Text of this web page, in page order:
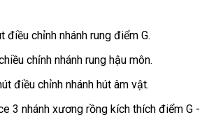
điều chỉnh nhánh rung điểm G.
chỉnh nhánh rung hậu môn.
điều chỉnh nhánh hút âm vật.